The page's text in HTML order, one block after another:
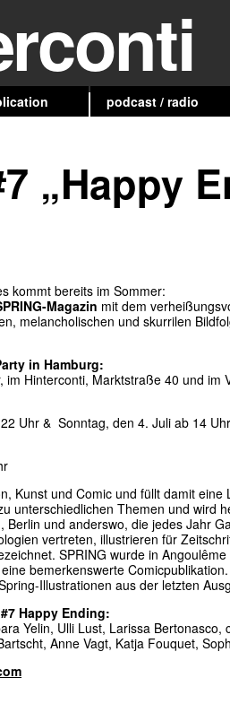
podcast / radio
„Happy
kommt bereits im Sommer:
Magazin mit dem
melancholischen und skurrilen
in Hamburg:
im Hinterconti, Marktstraße 40 und im
Uhr & Sonntag, den 4. Juli ab 14 Uhr
Kunst und Comic und füllt damit
unterschiedlichen Themen und wird
Berlin und anderswo, die jedes Jahr
vertreten, illustrieren für
SPRING wurde in
bemerkenswerte
Illustrationen aus der letzten
Happy Ending:
Yelin, Ulli Lust, Larissa
Anne Vagt, Katja Fouquet,